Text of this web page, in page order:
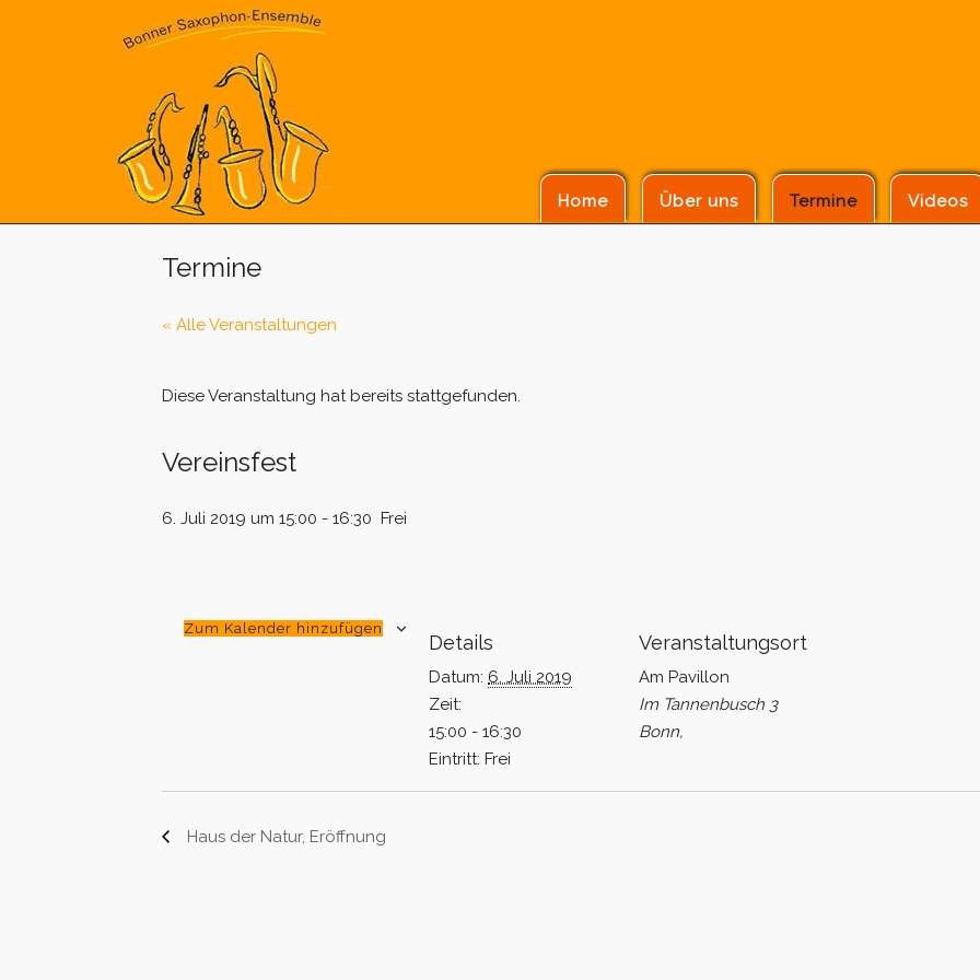
Home Über uns Termine Videos
Termine
« Alle Veranstaltungen
Diese Veranstaltung hat bereits stattgefunden.
Vereinsfest
6. Juli 2019 um 15:00 - 16:30 Frei
Zum Kalender hinzufügen
Details
Datum: 6. Juli 2019
Zeit:
15:00 - 16:30
Eintritt: Frei
Veranstaltungsort
Am Pavillon
Im Tannenbusch 3
Bonn,
Haus der Natur, Eröffnung